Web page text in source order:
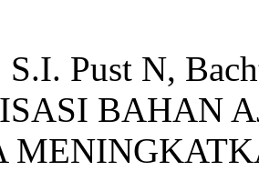
S.I. Pust N,
BAHAN